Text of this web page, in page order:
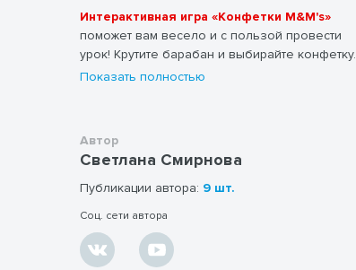
Интерактивная игра «Конфетки M&M's»
поможет вам весело и с пользой провести
урок! Крутите барабан и выбирайте конфетку.
Выполняйте задания, отвечайте на вопрос и
Показать полностью
Автор
Светлана Смирнова
Публикации автора: 9 шт.
Соц. сети автора